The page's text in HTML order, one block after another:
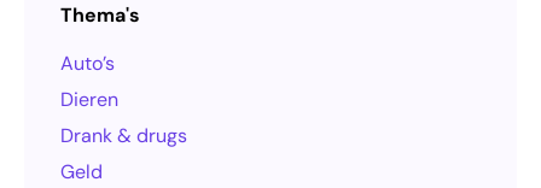
Thema's
Auto’s
Dieren
Drank & drugs
Geld